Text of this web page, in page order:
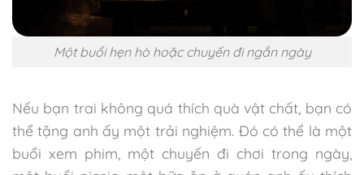
Một buổi hẹn hò hoặc chuyến đi ngắn ngày
Nếu bạn trai không quá thích quà vật chất, bạn có
thể tặng anh ấy một trải nghiệm. Đó có thể là một
buổi xem phim, một chuyến đi chơi trong ngày,